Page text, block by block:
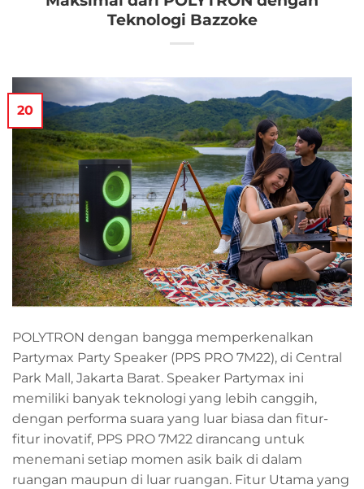
Teknologi Bazzoke
20
POLYTRON dengan bangga memperkenalkan
Partymax Party Speaker (PPS PRO 7M22), di Central
Park Mall, Jakarta Barat. Speaker Partymax ini
memiliki banyak teknologi yang lebih canggih,
dengan performa suara yang luar biasa dan fitur-
fitur inovatif, PPS PRO 7M22 dirancang untuk
menemani setiap momen asik baik di dalam
ruangan maupun di luar ruangan. Fitur Utama yang